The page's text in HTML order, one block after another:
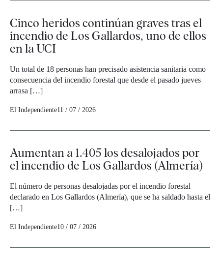
Cinco heridos continúan graves tras el
incendio de Los Gallardos, uno de ellos
en la UCI
Un total de 18 personas han precisado asistencia sanitaria como
consecuencia del incendio forestal que desde el pasado jueves
arrasa […]
El Independiente11 / 07 / 2026
Aumentan a 1.405 los desalojados por
el incendio de Los Gallardos (Almería)
El número de personas desalojadas por el incendio forestal
declarado en Los Gallardos (Almería), que se ha saldado hasta el
[…]
El Independiente10 / 07 / 2026